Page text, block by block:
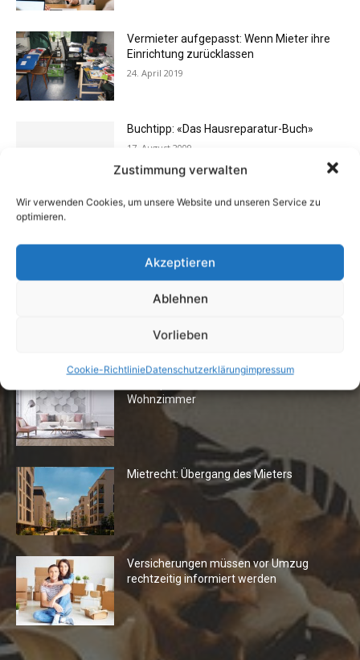
Zustimmung verwalten
Wir verwenden Cookies, um unsere Website und unseren Service zu
optimieren.
Akzeptieren
Ablehnen
Vorlieben
Cookie-RichtlinieDatenschutzerklärungimpressum
Vermieter aufgepasst: Wenn Mieter ihre
Einrichtung zurücklassen
24. April 2019
Buchtipp: «Das Hausreparatur-Buch»
17. August 2009
Wohnzimmer
Mietrecht: Übergang des Mieters
Versicherungen müssen vor Umzug
rechtzeitig informiert werden